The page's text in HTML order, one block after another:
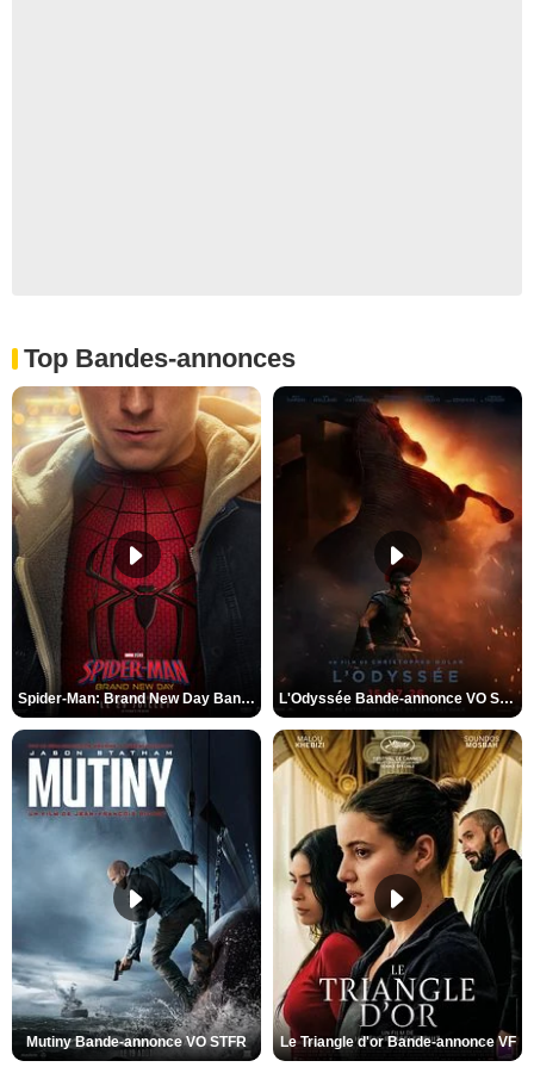
Top Bandes-annonces
Spider-Man: Brand New Day Bande-annonce VO STFR L'Odyssée Bande-annonce VO STFR
Mutiny Bande-annonce VO STFR Le Triangle d'or Bande-annonce VF